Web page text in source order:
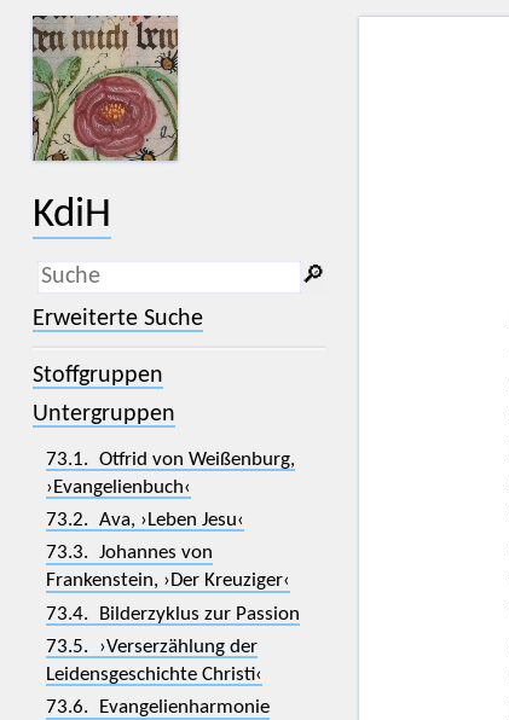
KdiH
_
(der Unterstrich) ist Platzhalter für
genau ein Zeichen.
% (das Prozentzeichen) ist Platzhalter
für kein, ein oder mehr als ein
🔎︎
Erweiterte Suche
Stoffgruppen
Untergruppen
73.1. Otfrid von Weißenburg,
›Evangelienbuch‹
73.2. Ava, ›Leben Jesu‹
73.3. Johannes von
Frankenstein, ›Der Kreuziger‹
73.4. Bilderzyklus zur Passion
73.5. ›Verserzählung der
Leidensgeschichte Christi‹
73.6. Evangelienharmonie